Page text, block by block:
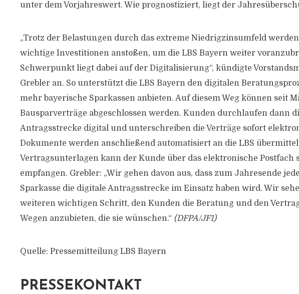
unter dem Vorjahreswert. Wie prognostiziert, liegt der
„Trotz der Belastungen durch das extreme Niedrigzinsumfeld
wichtige Investitionen anstoßen, um die LBS Bayern weiter
Schwerpunkt liegt dabei auf der Digitalisierung“, kündigte
Grebler an. So unterstützt die LBS Bayern den digitalen
mehr bayerische Sparkassen anbieten. Auf diesem Weg können seit
Bausparverträge abgeschlossen werden. Kunden durchlaufen dann
Antragsstrecke digital und unterschreiben die Verträge sofort
Dokumente werden anschließend automatisiert an die LBS
Vertragsunterlagen kann der Kunde über das elektronische Postfach
empfangen. Grebler: „Wir gehen davon aus, dass zum Jahresende
Sparkasse die digitale Antragsstrecke im Einsatz haben wird. Wir
weiteren wichtigen Schritt, den Kunden die Beratung und den
Wegen anzubieten, die sie wünschen.“ (DFPA/JF1)
Quelle: Pressemitteilung LBS Bayern
PRESSEKONTAKT